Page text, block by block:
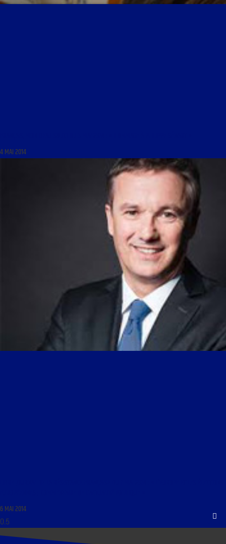
4 MAI 2014
6 MAI 2014